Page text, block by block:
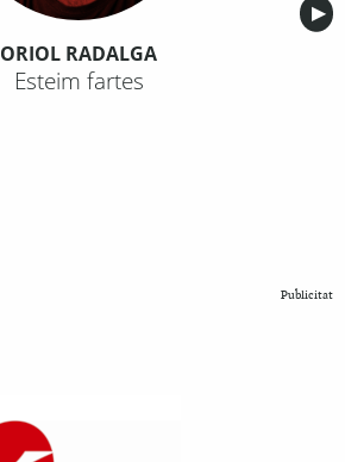
▶︎
ORIOL RADALGA
Esteim fartes
Publicitat